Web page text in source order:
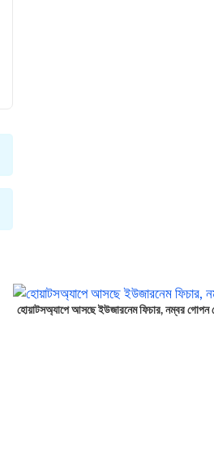
হোয়াটসঅ্যাপে আসছে ইউজারনেম ফিচার, নম্বর গোপন